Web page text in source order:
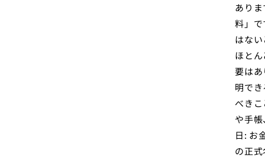
あり
料」
はな
ほと
要は
明で
べき
や手
日: お
の正